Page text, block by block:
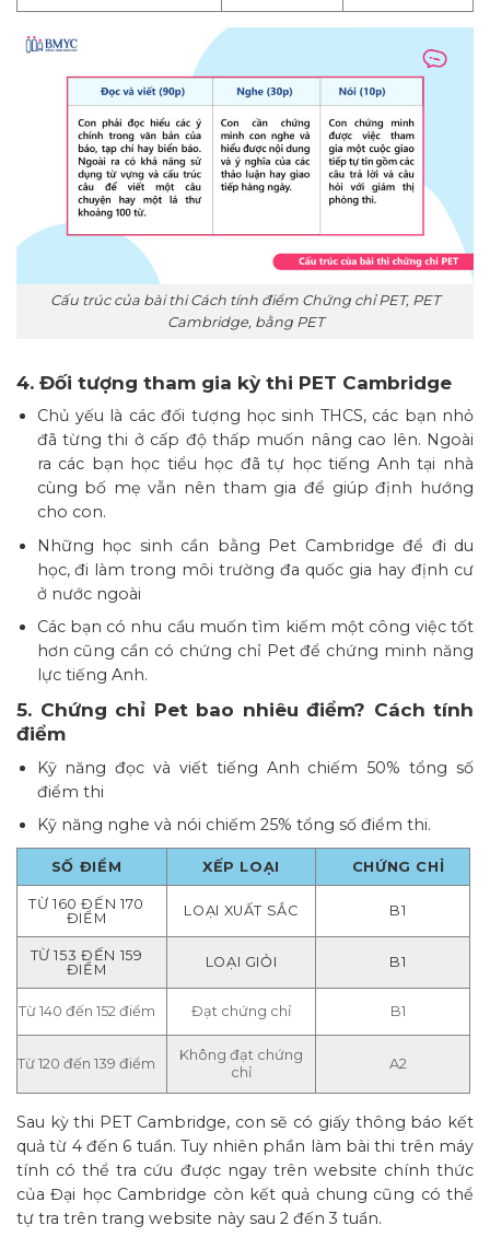
Cấu trúc của bài thi Cách tính điểm Chứng chỉ PET, PET
Cambridge, bằng PET
4. Đối tượng tham gia kỳ thi PET Cambridge
Chủ yếu là các đối tượng học sinh THCS, các bạn nhỏ
đã từng thi ở cấp độ thấp muốn nâng cao lên. Ngoài
ra các bạn học tiểu học đã tự học tiếng Anh tại nhà
cùng bố mẹ vẫn nên tham gia để giúp định hướng
cho con.
Những học sinh cần bằng Pet Cambridge để đi du
học, đi làm trong môi trường đa quốc gia hay định cư
ở nước ngoài
Các bạn có nhu cầu muốn tìm kiếm một công việc tốt
hơn cũng cần có chứng chỉ Pet để chứng minh năng
lực tiếng Anh.
5. Chứng chỉ Pet bao nhiêu điểm? Cách tính
điểm
Kỹ năng đọc và viết tiếng Anh chiếm 50% tổng số
điểm thi
Kỹ năng nghe và nói chiếm 25% tổng số điểm thi.
SỐ ĐIỂM XẾP LOẠI CHỨNG CHỈ
TỪ 160 ĐẾN 170
ĐIỂM
LOẠI XUẤT SẮC B1
TỪ 153 ĐẾN 159
ĐIỂM
LOẠI GIỎI B1
Từ 140 đến 152 điểm Đạt chứng chỉ B1
Từ 120 đến 139 điểm
Không đạt chứng
chỉ
A2
Sau kỳ thi PET Cambridge, con sẽ có giấy thông báo kết
quả từ 4 đến 6 tuần. Tuy nhiên phần làm bài thi trên máy
tính có thể tra cứu được ngay trên website chính thức
của Đại học Cambridge còn kết quả chung cũng có thể
tự tra trên trang website này sau 2 đến 3 tuần.